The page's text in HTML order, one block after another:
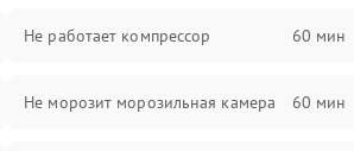
Не работает компрессор 60 мин
Не морозит морозильная камера 60 мин